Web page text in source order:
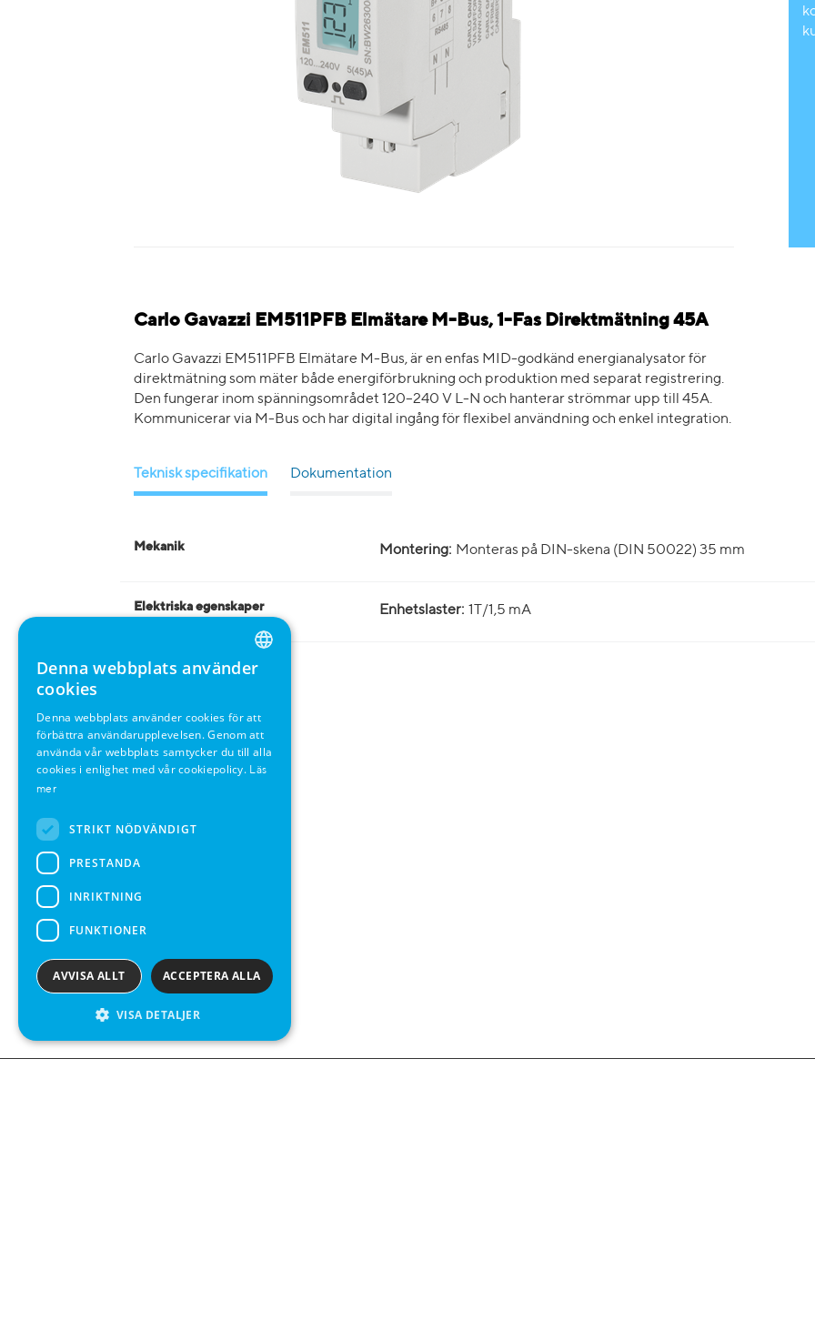
Carlo Gavazzi EM511PFB Elmätare M-Bus, 1-Fas Direktmätning 45A
Carlo Gavazzi EM511PFB Elmätare M-Bus, är en enfas MID-godkänd energianalysator för
direktmätning som mäter både energiförbrukning och produktion med separat registrering.
Den fungerar inom spänningsområdet 120–240 V L-N och hanterar strömmar upp till 45A.
Kommunicerar via M-Bus och har digital ingång för flexibel användning och enkel integration.
Teknisk specifikation Dokumentation
Mekanik Montering: Monteras på DIN-skena (DIN 50022) 35 mm
Elektriska egenskaper Enhetslaster: 1T/1,5 mA
ENGLISH
SWEDISH
FRENCH
Denna webbplats använder
cookies
Denna webbplats använder cookies för att
förbättra användarupplevelsen. Genom att
använda vår webbplats samtycker du till alla
cookies i enlighet med vår cookiepolicy. Läs
mer
STRIKT NÖDVÄNDIGT
PRESTANDA
INRIKTNING
FUNKTIONER
ACCEPTERA ALLA
AVVISA ALLT
VISA DETALJER